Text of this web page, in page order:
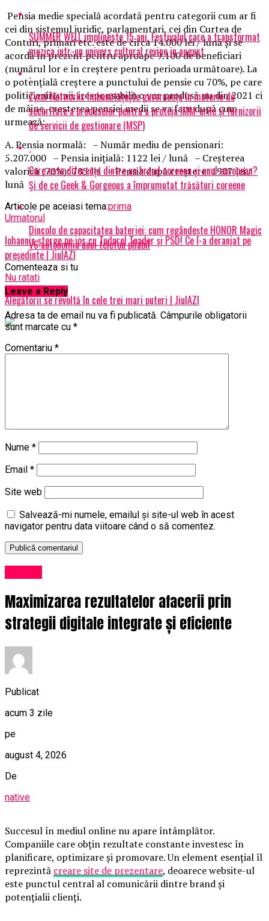
Pensia medie specială acordată pentru categorii cum ar fi
cei din sistemul juridic, parlamentari, cei din Curtea de
Conturi, primari etc. este de circa 14.000 lei / lună şi se
acordă în prezent pentru aproape 9.100 de beneficiari
(numărul lor e în creştere pentru perioada următoare). La
o potenţială creştere a punctului de pensie cu 70%, pe care
politicienii (unii, iresponsabili) o vor produsă nu din 2021 ci
de mâine, creşterea pensiei medii se va face după cum
urmează:
A. Pensia normală: – Număr mediu de pensionari:
5.207.000 – Pensia iniţială: 1122 lei / lună – Creşterea
valorică (70%): 785 lei – Pensia după creştere: 1907 lei /
lună
Articole pe aceiasi tema:prima
Urmatorul
Iohannis șterge pe jos cu Tudorel Toader și PSD! Ce l-a deranjat pe
președinte | JiulAZI
Nu ratati
Alegătorii se revoltă în cele trei mari puteri | JiulAZI
SUMMER WELL implineste 15 ani. Festivalul care a transformat
muzica intr-un univers cultural revine in august
Zyxel Networks îmbunătățește guvernanța în materie de
securitate a produselor pentru a proteja IMM-urile și furnizorii
de servicii de gestionare (MSP)
Care este diferența dintre un brand coreean și unul european?
Și de ce Geek & Gorgeous a împrumutat trăsături coreene
Dincolo de capacitatea bateriei: cum regândește HONOR Magic
V6 autonomia unui telefon pliabil
Comenteaza si tu
Leave a Reply
Adresa ta de email nu va fi publicată. Câmpurile obligatorii
sunt marcate cu *
Comentariu *
Nume *
Email *
Site web
Salvează-mi numele, emailul și site-ul web în acest
navigator pentru data viitoare când o să comentez.
Maximizarea rezultatelor afacerii prin
strategii digitale integrate și eficiente
Publicat
acum 3 zile
pe
august 4, 2026
De
native
Succesul în mediul online nu apare întâmplător.
Companiile care obțin rezultate constante investesc în
planificare, optimizare și promovare. Un element esențial îl
reprezintă creare site de prezentare, deoarece website-ul
este punctul central al comunicării dintre brand și
potențialii clienți.